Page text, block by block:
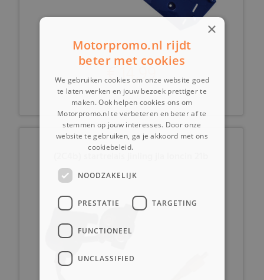
€ 14,99
×
Motorpromo.nl rijdt
beter met cookies
We gebruiken cookies om onze website goed
te laten werken en jouw bezoek prettiger te
maken. Ook helpen cookies ons om
Motorpromo.nl te verbeteren en beter af te
stemmen op jouw interesses. Door onze
website te gebruiken, ga je akkoord met ons
cookiebeleid.
NOODZAKELIJK
PRESTATIE TARGETING
FUNCTIONEEL
UNCLASSIFIED